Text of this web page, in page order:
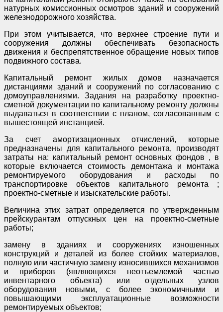
натурных комиссионных осмотров зданий и сооружений
железнодорожного хозяйства.
При этом учитывается, что верхнее строение пути и
сооружения должны обеспечивать безопасность
движения и беспрепятственное обращение новых типов
подвижного состава.
Капитальный ремонт жилых домов назначается
дистанциями зданий и сооружений по согласованию с
домоуправлениями. Задания на разработку проектно-
сметной документации по капитальному ремонту должны
выдаваться в соответствии с планом, согласованным с
вышестоящей инстанцией.
За счет амортизационных отчислений, которые
предназначены для капитального ремонта, производят
затраты на: капитальный ремонт основных фондов , в
которые включается стоимость демонтажа и монтажа
ремонтируемого оборудования и расходы по
транспортировке объектов капитального ремонта ;
проектно-сметные и изыскательские работы.
Величина этих затрат определяется по утвержденным
прейскурантам отпускных цен на проектно-сметные
работы;
замену в зданиях и сооружениях изношенных
конструкций и деталей из более стойких материалов,
полную или частичную замену износившихся механизмов
и приборов (являющихся неотъемлемой частью
инвентарного объекта) или отдельных узлов
оборудования новыми, с более экономичными и
повышающими эксплуатационные возможности
ремонтируемых объектов;